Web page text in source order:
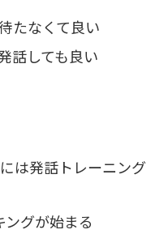
たなくて良い
話しても良い
は発話トレーニング
グが始まる